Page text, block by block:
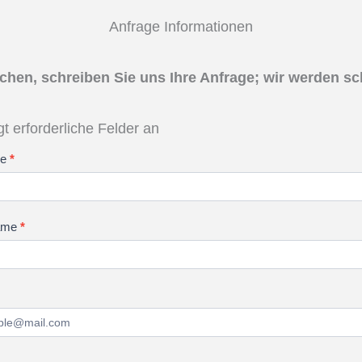
Anfrage Informationen
schreiben Sie uns Ihre Anfrage; wir werden
erforderliche Felder an
*
*